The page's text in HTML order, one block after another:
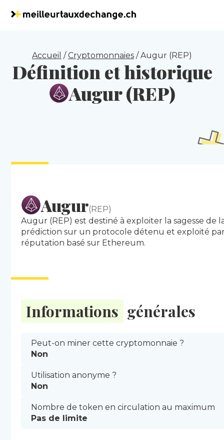
Accueil /Cryptomonnaies /Augur (REP)
Définition et historique
Augur (REP)
Augur(REP)
Augur (REP) est destiné à exploiter la sagesse de
prédiction sur un protocole détenu et exploité
réputation basé sur Ethereum.
Informations générales
Peut-on miner cette cryptomonnaie ?
Non
Utilisation anonyme ?
Non
Nombre de token en circulation au maximum
Pas de limite